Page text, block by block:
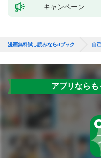
キャンペーン
漫画無料試し読みならdブック 自
アプリならも